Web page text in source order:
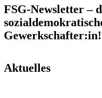
FSG-Newsletter –
Gewerkschafter:in!
Aktuelles